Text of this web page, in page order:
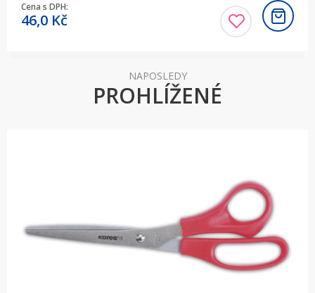
Cena s DPH:
46,0 Kč
NAPOSLEDY
PROHLÍŽENÉ